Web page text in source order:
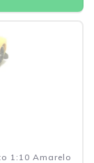
1:10 Amarelo